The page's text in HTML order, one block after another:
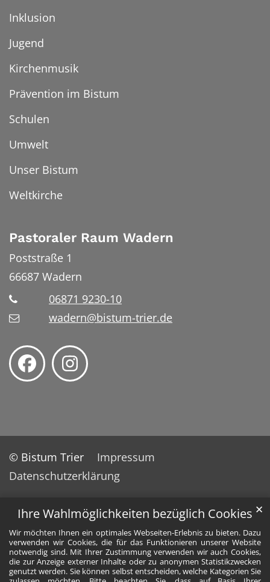
Ihre Wahlmöglichkeiten bezüglich Cookies
Wir möchten Ihnen ein optimales Webseiten-Erlebnis zu bieten. Dazu
verwenden wir Cookies, die für das Funktionieren unserer Website
notwendig sind. Mit Ihrer Zustimmung verwenden wir auch Cookies,
die zur Anzeige externer Inhalte oder zu anonymen Statistikzwecken
genutzt werden. Sie können selbst entscheiden, welche Kategorien Sie
✕
Inklusion
Jugend
Kirchenmusik
Prävention im Bistum
Schulen
Umwelt
Unser Bistum
Weltkirche
Pastoraler Raum Wadern
Poststraße 1
66687 Wadern
06871 9230-10
wadern@bistum-trier.de
© Bistum Trier
Impressum
Datenschutzerklärung